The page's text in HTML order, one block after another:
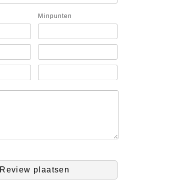
Minpunten
Review plaatsen